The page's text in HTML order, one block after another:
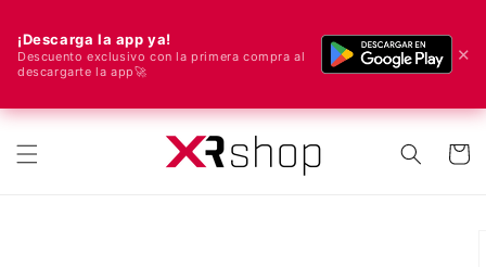
¡Descarga la app ya!
Descuento exclusivo con la primera compra al
descargarte la app🚀
✕
🌍 ¡Enviamos a todo el mundo! 🚀📦
Carrito